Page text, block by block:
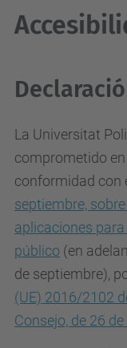
La Universitat
comprometido
conformidad con
septiembre,
aplicaciones
público (en
de septiembre),
(UE) 2016/2102
Consejo, de 26